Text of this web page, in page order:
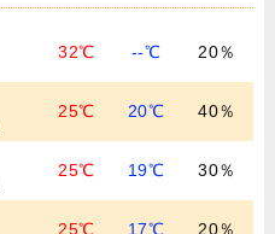
32℃ --℃ 20％
25℃ 20℃ 40％
25℃ 19℃ 30％
25℃ 17℃ 20％